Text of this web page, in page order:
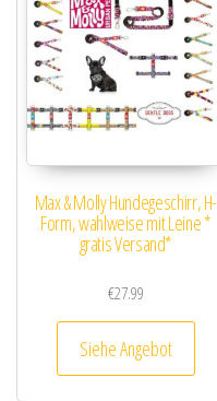
Max & Molly Hundegeschirr, H-
Form, wahlweise mit Leine *
gratis Versand*
€27.99
Siehe Angebot